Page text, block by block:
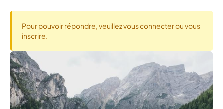
Pour pouvoir répondre, veuillez vous connecter ou vous
inscrire.